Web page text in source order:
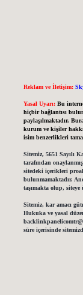
Reklam ve İletişim:
Yasal Uyarı: Bu
hiçbir bağlantısı
paylaşılmaktadır.
kurum ve kişiler
isim benzerlikleri
Sitemiz, 5651 Sayılı
tarafından
sitedeki içerikleri
bulunmamaktadır.
taşımakta olup,
Sitemiz, kar amacı
Hukuka ve yasal
süre içerisinde